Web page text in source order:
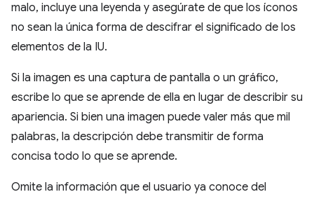
malo, incluye una leyenda y asegúrate de que los íconos
no sean la única forma de descifrar el significado de los
elementos de la IU.
Si la imagen es una captura de pantalla o un gráfico,
escribe lo que se aprende de ella en lugar de describir su
apariencia. Si bien una imagen puede valer más que mil
palabras, la descripción debe transmitir de forma
concisa todo lo que se aprende.
Omite la información que el usuario ya conoce del